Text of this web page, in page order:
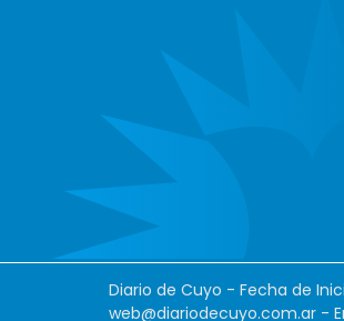
Diario de Cuyo - Fecha de
web@diariodecuyo.com.ar -